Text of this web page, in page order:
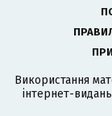
Використання
інтернет-